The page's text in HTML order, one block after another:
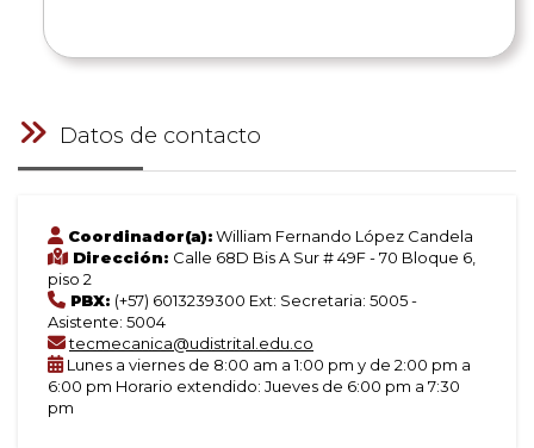
Datos de contacto
Coordinador(a):William Fernando López Candela
Dirección: Calle 68D Bis A Sur # 49F - 70 Bloque 6,
piso 2
PBX: (+57) 6013239300 Ext: Secretaria: 5005 -
Asistente: 5004
tecmecanica@udistrital.edu.co
Lunes a viernes de 8:00 am a 1:00 pm y de 2:00 pm a
6:00 pm Horario extendido: Jueves de 6:00 pm a 7:30
pm